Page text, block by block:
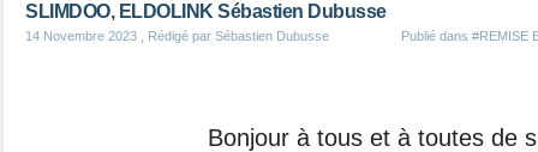
SLIMDOO, ELDOLINK Sébastien Dubusse
14 Novembre 2023 , Rédigé par Sébastien Dubusse Publié dans #REMISE
Bonjour à tous et à toutes de